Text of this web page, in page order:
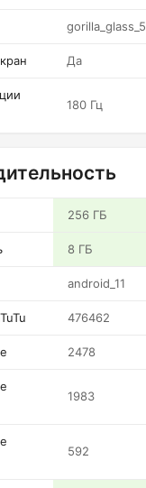
gorilla_glass_5
Да
180 Гц
256 ГБ
8 ГБ
android_11
476462
2478
1983
592